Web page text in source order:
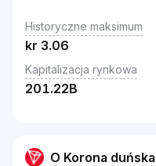
Historyczne maksimum
kr 3.06
Kapitalizacja rynkowa
201.22B
O Korona